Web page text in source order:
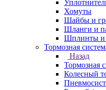
Хомуты
Шайбы и
Шланги и
Шплинты и
Тормозная
Назад
Тормозная
Колесный